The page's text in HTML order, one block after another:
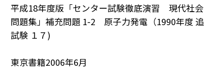
平成18年度版「センター試験徹底演習 現代社会
問題集」補充問題 1-2 原子力発電（1990年度 追
試験 １７)
東京書籍2006年6月